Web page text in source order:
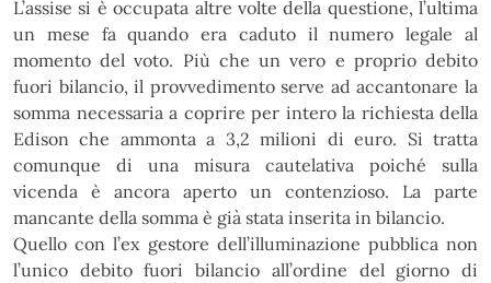
L’assise si è occupata altre volte della questione, l’ultima
un mese fa quando era caduto il numerolegale al
momento del voto. Più che un vero e proprio debito
fuori bilancio, il provvedimento serve adaccantonare la
somma necessaria a coprire per intero la richiesta della
Edison che ammonta a 3,2 milioni di euro. Si tratta
comunque
di una misura cautelativa poiché
sulla
vicenda
è ancora aperto un contenzioso. La parte
mancante della somma è già stata inserita in bilancio.
Quello con l’ex gestore dell’illuminazione pubblica non
l’unico debito fuori bilancio all’ordine del giorno di